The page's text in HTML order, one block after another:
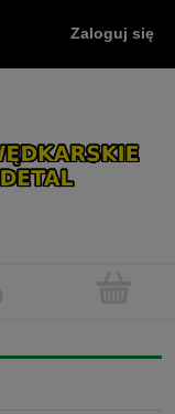
Zaloguj się